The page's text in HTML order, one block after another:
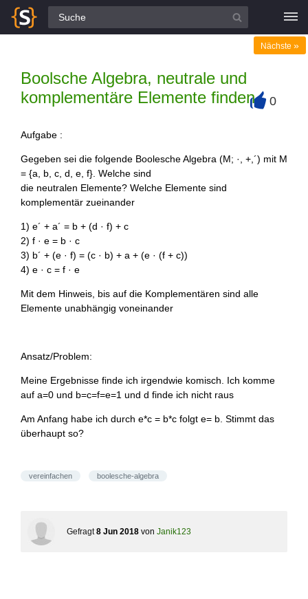
Alle Fragen
Boolsche Algebra, neutrale und
komplementäre Elemente finden
Nächste »
0
Aufgabe :
Gegeben sei die folgende Boolesche Algebra (M; ·, +,´) mit M
= {a, b, c, d, e, f}. Welche sind
die neutralen Elemente? Welche Elemente sind
komplementär zueinander
1) e´ + a´ = b + (d · f) + c
2) f · e = b · c
3) b´ + (e · f) = (c · b) + a + (e · (f + c))
4) e · c = f · e
Mit dem Hinweis, bis auf die Komplementären sind alle
Elemente unabhängig voneinander
Ansatz/Problem:
Meine Ergebnisse finde ich irgendwie komisch. Ich komme
auf a=0 und b=c=f=e=1 und d finde ich nicht raus
Am Anfang habe ich durch e*c = b*c folgt e= b. Stimmt das
überhaupt so?
vereinfachen boolesche-algebra
Gefragt 8 Jun 2018 von Janik123